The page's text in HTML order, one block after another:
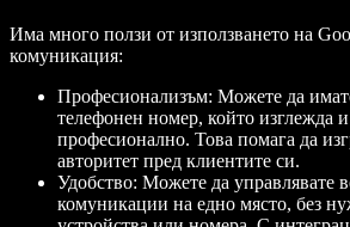
Има много ползи от използването на
комуникация:
Професионализъм: Можете да
телефонен номер, който изглежда и
професионално. Това помага да
авторитет пред клиентите си.
Удобство: Можете да управлявате
комуникации на едно място, без